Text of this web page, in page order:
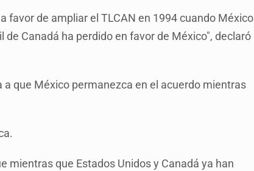
favor de ampliar el TLCAN en 1994 cuando México
Canadá ha perdido en favor de México", declaró
que México permanezca en el acuerdo mientras
mientras que Estados Unidos y Canadá ya han